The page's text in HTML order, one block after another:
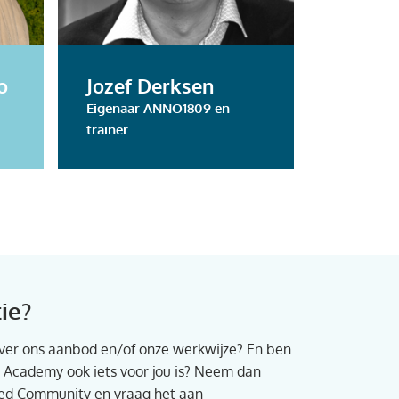
Jozef Derksen
Eigenaar ANNO1809 en
trainer
LinkedIn
ons aanbod en/of onze werkwijze? En ben
ook iets voor jou is? Neem dan
Community en vraag het aan